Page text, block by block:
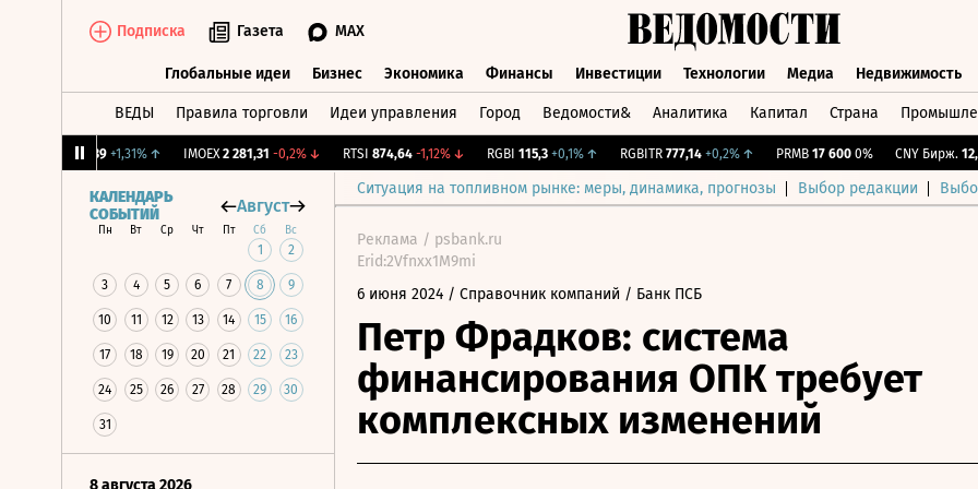
Подписка Газета MAX
Глобальные идеи Бизнес Экономика Финансы Инвестиции Технологии Медиа Недвижимость
ВЕДЫ Правила торговли Идеи управления Город Ведомости& Аналитика Капитал Страна
+1,31%↑ IMOEX 2 281,31 -0,2%↓ RTSI 874,64 -1,12%↓ RGBI 115,3 +0,1%↑ RGBITR 777,14 +0,2%↑ PRMB 17 600 0% CNY Бирж. 12,239
Ситуация на топливном рынке: меры, динамика, прогнозы Выбор редакции
КАЛЕНДАРЬ
СОБЫТИЙ
Август
Пн Вт Ср Чт Пт Сб Вс
1 2
3 4 5 6 7 8 9
10 11 12 13 14 15 16
17 18 19 20 21 22 23
24 25 26 27 28 29 30
31
8 августа 2026
Реклама / psbank.ru
Erid:2Vfnxx1M9mi
6 июня 2024 / Справочник компаний / Банк ПСБ
Петр Фрадков: система
финансирования ОПК требует
комплексных изменений